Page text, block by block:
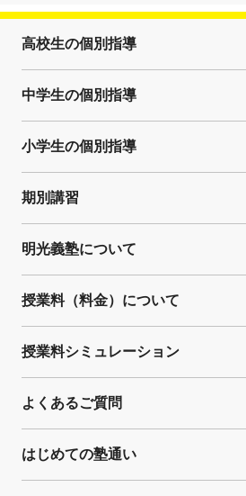
高校生の個別指導
中学生の個別指導
小学生の個別指導
期別講習
明光義塾について
授業料（料金）について
授業料シミュレーション
よくあるご質問
はじめての塾通い